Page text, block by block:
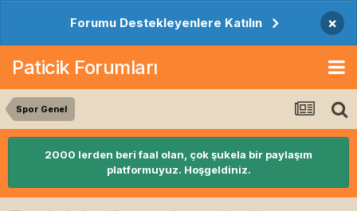
Forumu Destekleyenlere Katılın ×
Paticik Forumları
Spor Genel
2000 lerden beri faal olan, çok şukela bir paylaşım
platformuyuz. Hoşgeldiniz.